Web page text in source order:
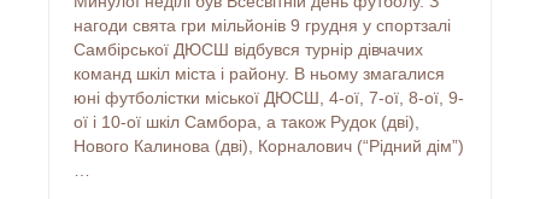
нагоди свята гри мільйонів 9 грудня у спортзалі
Самбірської ДЮСШ відбувся турнір дівчачих
команд шкіл міста і району. В ньому змагалися
юні футболістки міської ДЮСШ, 4-ої, 7-ої, 8-ої, 9-
ої і 10-ої шкіл Самбора, а також Рудок (дві),
Нового Калинова (дві), Корналович (“Рідний дім”)